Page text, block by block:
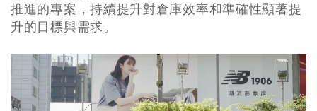
推進的專案，持續提升對倉庫效率和準確性顯著提
升的目標與需求。